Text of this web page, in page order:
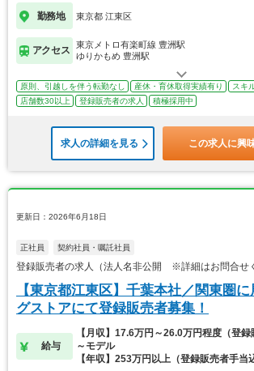
勤務地 東京都 江東区
アクセス
東京メトロ有楽町線 豊洲駅
ゆりかもめ 豊洲駅
原則、引越しを伴う転勤なし 産休・育休取得実績有り スキ
店舗数30以上
登録販売者の求人 積極採用中
求人の詳細を見る この求人に興
更新日：2026年6月18日
正社員 契約社員・嘱託社員
登録販売者の求人（法人名非公開 ※詳細はお問合せ
【東京都江東区】千葉本社／関東圏
グストアにて登録販売者募集！
給与
【月収】17.6万円～26.0万円程度（登
～モデル
【年収】253万円以上（登録販売者手当